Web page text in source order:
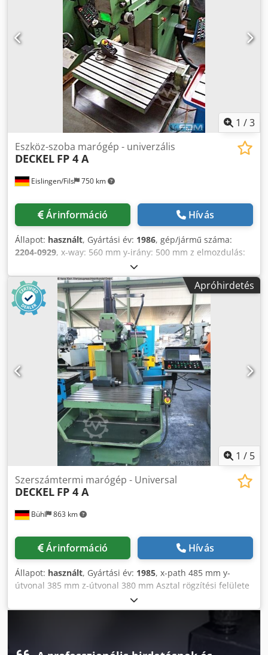
45 Nm - Fordulatszám: 50–9000 ford./perc - Szerszámtár:
SF32 - X/Y tengely előtolása: 1–7200 mm/perc - Z tengely
előtolása: 1–3600 mm/perc - Acél fúrási teljesítmény:
maximum 20 mm - Menetvágás: maximum M20 - Marás:
maximum 20 mm - Súly: kb. 1300 kg - Csatlakozás: 3 x 380
V / 50 Hz, 10 kW - Pozicionálási pontosság: 0,01 mm 400
mm-en - Ismétlési pontosság: 0,002 mm Számos tartozék
és dokumentáció a képeken látható módon. Elhelyezkedés:
65618 Selters, Németország.
1 /3
Eislingen/Fils 750 km
Eszköz-szoba marógép - univerzális
DECKEL FP 4 A
Árinformáció Hívás
Állapot: használt, Gyártási év: 1986, gép/jármű száma:
2204-0929, x-way: 560 mm y-irány: 500 mm z elmozdulás:
450 / 390 mm nyéllöket: 80 mm előtolási sebesség: 2 - 3600
mm/perc asztal befogási felülete: 800 x 460 mm orsó
fordulatszám: 40 - 4000 rpm ISO ISO orsófelerősítés: ST40
Balra és jobbra dönthető orsófej: +/- 90 ° Vezérlés: Contour
2 Teljes teljesítményigény: 4,0 kW A gép tömege kb.: 2,8 t
Dedpecxxriofx Af Eowa Helyigény kb.: 2,0 x 2,5 x 2,2 m CNC-
vezérlésű szerszámmarógép Contour 2 vezérléssel,
függőleges fej +/- 90°-ban elforgatható, 80 mm-es
maróléptékkel, vízszintes orsó, előtolás és gyorsmozgás 3
tengelyen, hidraulikus szerszámrögzítés, repülő asztal,
gépvilágítás, automatikus központi kenés, hűtőfolyadék-
ellátó berendezés, biztonsági vészleállító, forgácsgyűjtő
tálca, külön kapcsolószekrény. A gép jó állapotban van.
Apróhirdetés
1 / 5
Bühl 863 km
Szerszámtermi marógép - Universal
DECKEL FP 4 A
Árinformáció Hívás
Állapot: használt, Gyártási év: 1985, x-path 485 mm y-
útvonal 385 mm z-útvonal 380 mm Asztal rögzítési felülete
800 x 460 mm SK 40 orsótartó CONTOUR 1 vezérlőegység
Dwjdpjtqqlljfx Af Eja Orsó fordulatszám 50 - 2500 rpm
előtolási sebesség 10 - 1000 mm/perc Gyorshajtás 2
m/perc Asztal terhelése 600 kg Maró löket 80 mm Teljes
teljesítményigény 7,5 kW A gép tömege kb. 2,0 tonna